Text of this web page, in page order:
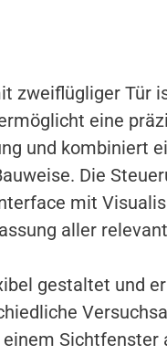
zweiflügliger Tür
eine
und kombiniert
Die
mit
aller
gestaltet und